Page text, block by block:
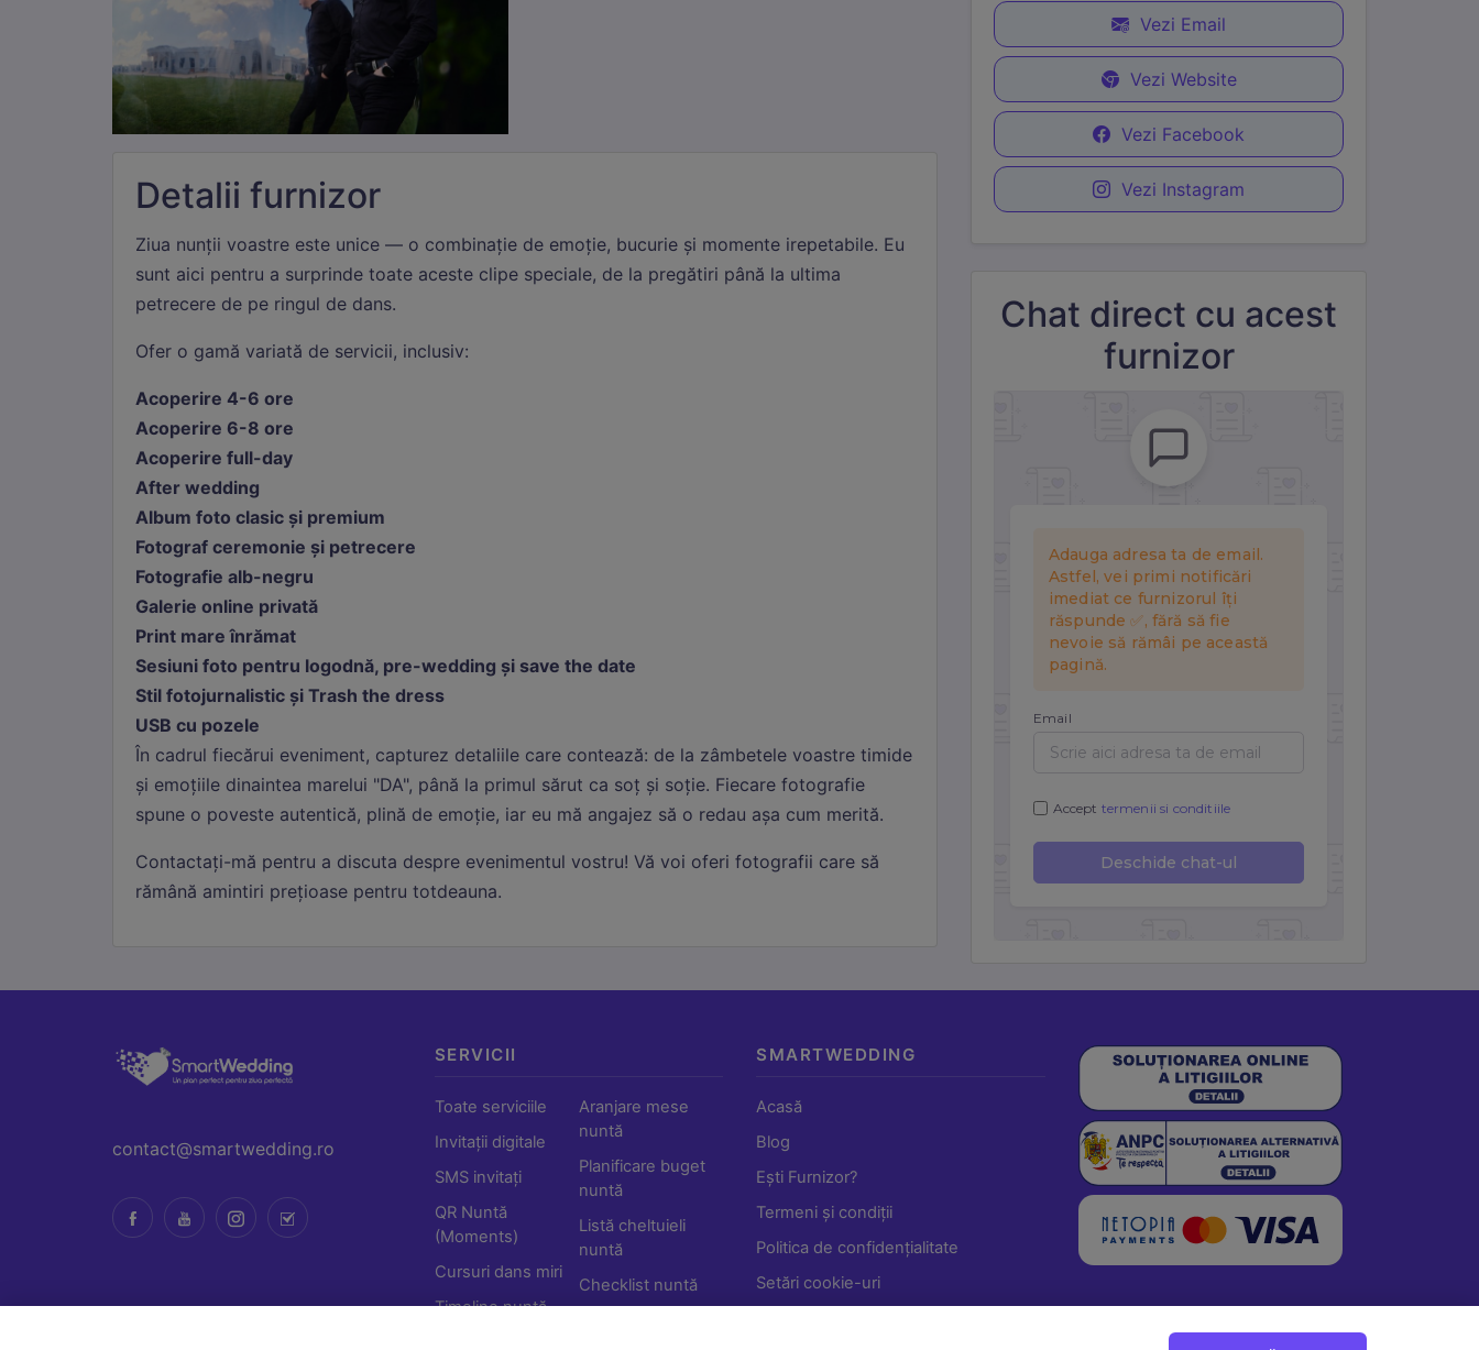
Detalii furnizor
Ziua nunții voastre este unice — o combinație de emoție, bucurie și momente irepetabile. Eu
sunt aici pentru a surprinde toate aceste clipe speciale, de la pregătiri până la ultima
petrecere de pe ringul de dans.
Ofer o gamă variată de servicii, inclusiv:
Acoperire 4-6 ore
Acoperire 6-8 ore
Acoperire full-day
After wedding
Album foto clasic și premium
Fotograf ceremonie și petrecere
Fotografie alb-negru
Galerie online privată
Print mare înrămat
Sesiuni foto pentru logodnă, pre-wedding și save the date
Stil fotojurnalistic și Trash the dress
USB cu pozele
În cadrul fiecărui eveniment, capturez detaliile care contează: de la zâmbetele voastre timide
și emoțiile dinaintea marelui "DA", până la primul sărut ca soț și soție. Fiecare fotografie
spune o poveste autentică, plină de emoție, iar eu mă angajez să o redau așa cum merită.
Contactați-mă pentru a discuta despre evenimentul vostru! Vă voi oferi fotografii care să
rămână amintiri prețioase pentru totdeauna.
Vezi Email
Vezi Website
Vezi Facebook
Vezi Instagram
Chat direct cu acest
furnizor
contact@smartwedding.ro
SERVICII
Toate serviciile
Invitații digitale
SMS invitați
QR Nuntă
(Moments)
Cursuri dans miri
Timeline nuntă
Aranjare mese
nuntă
Planificare buget
nuntă
Listă cheltuieli
nuntă
Checklist nuntă
SMARTWEDDING
Acasă
Blog
Ești Furnizor?
Termeni și condiții
Politica de confidențialitate
Setări cookie-uri
Aceste cookie-uri sunt esențiale pentru funcționarea site-ului. Includ cookie-ul de